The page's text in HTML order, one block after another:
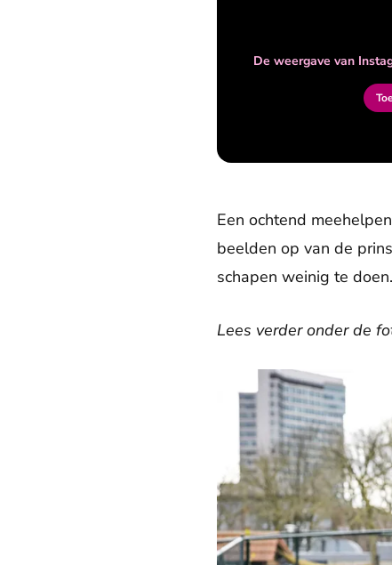
De weergave van
Een ochtend
beelden op van de
schapen weinig te
Lees verder onder de